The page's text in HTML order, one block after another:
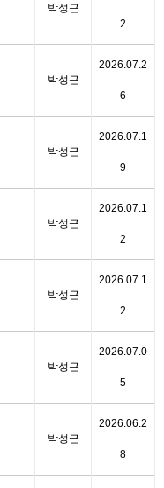
박성근
2
박성근
2026.07.2
6
박성근
2026.07.1
9
박성근
2026.07.1
2
박성근
2026.07.1
2
박성근
2026.07.0
5
박성근
2026.06.2
8